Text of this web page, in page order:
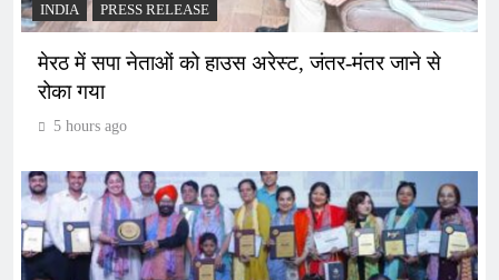
INDIA PRESS RELEASE
मेरठ में सपा नेताओं को हाउस अरेस्ट, जंतर-मंतर जाने से
रोका गया
5 hours ago